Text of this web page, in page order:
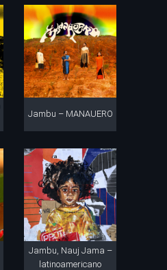
Jambu – MANAUERO
Jambu, Nauj Jama –
latinoamericano